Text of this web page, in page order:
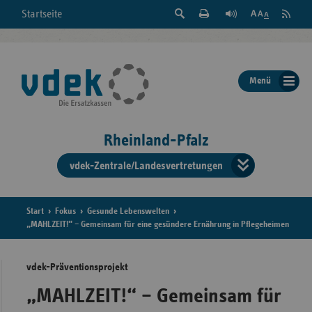
Startseite
Suche
der
Seite
Feed
Menü
Rheinland-Pfalz
vdek-Zentrale/Landesvertretungen
der
Start Fokus
Gesunde Lebenswelten
„MAHLZEIT!“ – Gemeinsam für eine gesündere Ernährung in Pflegeheimen
vdek-Präventionsprojekt
„MAHLZEIT!“ – Gemeinsam für